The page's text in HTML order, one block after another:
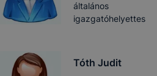
általános
igazgatóhelyettes
Tóth Judit